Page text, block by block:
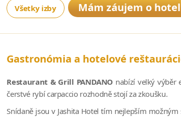
Všetky izby Mám záujem o hotel
Gastronómia a hotelové
Restaurant & Grill PANDANO nabízí velký výběr
čerstvé rybí carpaccio rozhodně stojí za zkoušku.
Snídaně jsou v Jashita Hotel tím nejlepším